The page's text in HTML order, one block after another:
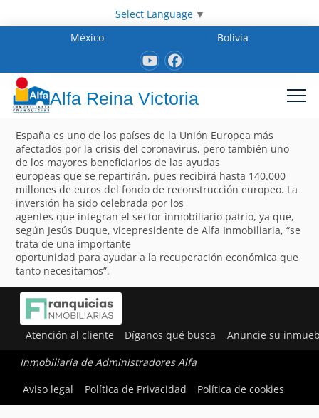
Select Language ▼
México
Bolivia
Alfa Reina Victoria
España es uno de los países de la Unión Europea más
afectados por la crisis del coronavirus, pero también uno
de los mayores beneficiarios de las ayudas
europeas que se repartirán, pues recibirá hasta 140.000
millones de euros del fondo de reconstrucción europeo. La
inversión ha sido celebrada por los
agentes que integran el sector inmobiliario patrio, ya que,
según Jesús Duque, vicepresidente de Alfa Inmobiliaria, “se
trata de una importante
oportunidad para ayudar a la recuperación económica que
tanto necesitamos”.
Atención al cliente Díganos qué busca Anuncie su
Inmobiliaria de Administradores Alfa
Aviso legal
Política de Privacidad Política de cookies